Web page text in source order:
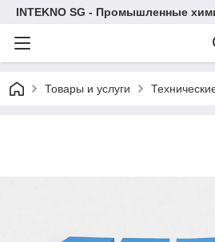
INTEKNO SG - Промышленные
Товары и услуги